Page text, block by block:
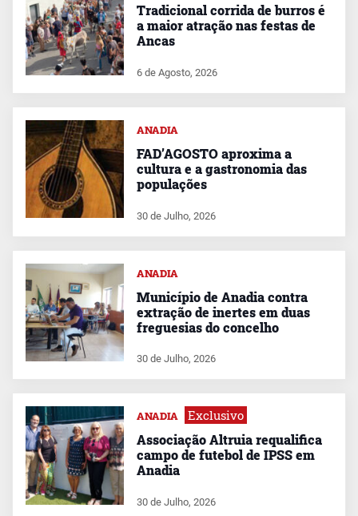
Tradicional corrida de burros é
a maior atração nas festas de
Ancas
6 de Agosto, 2026
ANADIA
FAD’AGOSTO aproxima a
cultura e a gastronomia das
populações
30 de Julho, 2026
ANADIA
Município de Anadia contra
extração de inertes em duas
freguesias do concelho
30 de Julho, 2026
ANADIA Exclusivo
Associação Altruia requalifica
campo de futebol de IPSS em
Anadia
30 de Julho, 2026